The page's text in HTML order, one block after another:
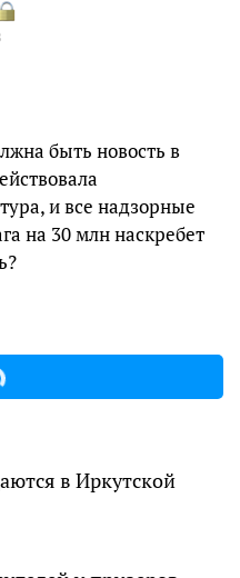
быть новость в
и все надзорные
на 30 млн наскребет
в Иркутской